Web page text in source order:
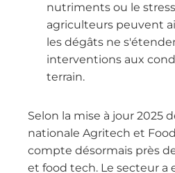
nutriments ou le
agriculteurs peuvent
les dégâts ne
interventions aux
terrain.
Selon la mise à jour 2025
nationale Agritech et
compte désormais près
et food tech. Le secteur a